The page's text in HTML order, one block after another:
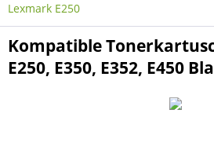
Lexmark E250
Kompatible
E250, E350, E352, E450